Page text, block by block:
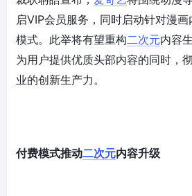
启VIP会员服务，同时启动针对漫
模式。此举将有望重构二次元内容
为用户提供优质头部内容的同时，
业的创新生产力。
付费模式推动二次元内容升级